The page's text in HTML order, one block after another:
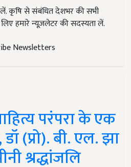
कृषि से संबंधित देशभर की सभी
हमारे न्यूज़लेटर की सदस्यता लें.
Newsletters
परंपरा के एक
(प्रो). बी. एल. झा
श्रद्धांजलि